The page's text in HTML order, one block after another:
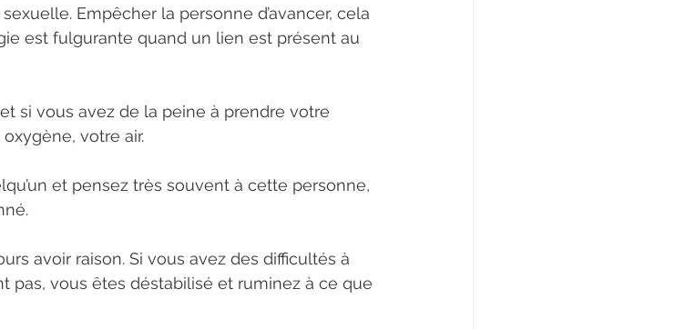
Empêcher la personne d’avancer, cela
est fulgurante quand un lien est présent au
si vous avez de la peine à prendre votre
votre air.
et pensez très souvent à cette personne,
avoir raison. Si vous avez des difficultés à
pas, vous êtes déstabilisé et ruminez à ce que